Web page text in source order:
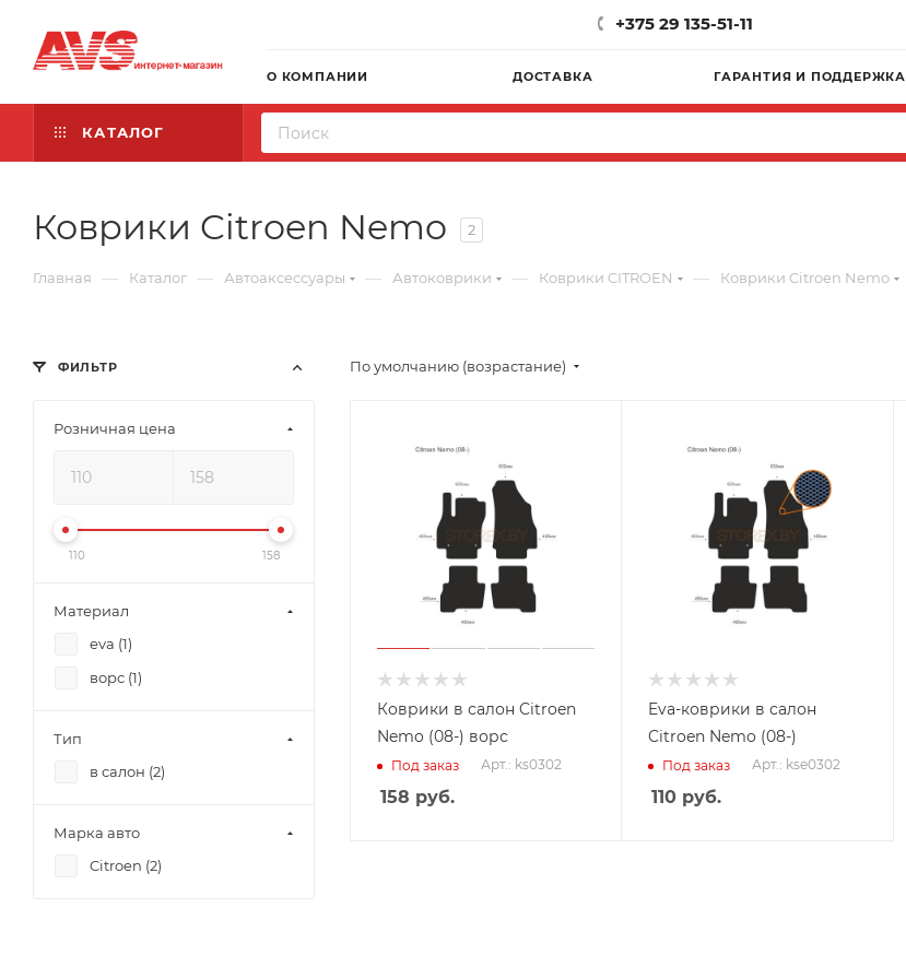
+375 29 135-51-11
О КОМПАНИИ ДОСТАВКА ГАРАНТИЯ И ПОДДЕРЖКА
КАТАЛОГ
Коврики Citroen Nemo 2
Главная — Каталог — Автоаксессуары — Автоковрики — Коврики CITROEN — Коврики Citroen Nemo
По умолчанию (возрастание)
Коврики в салон Citroen
Nemo (08-) ворс
Под заказ Арт.: ks0302
158 руб.
Eva-коврики в салон
Citroen Nemo (08-)
Под заказ Арт.: kse0302
110 руб.
ФИЛЬТР
Розничная цена
110 158
Материал
eva (1)
ворс (1)
Тип
в салон (2)
Марка авто
Citroen (2)